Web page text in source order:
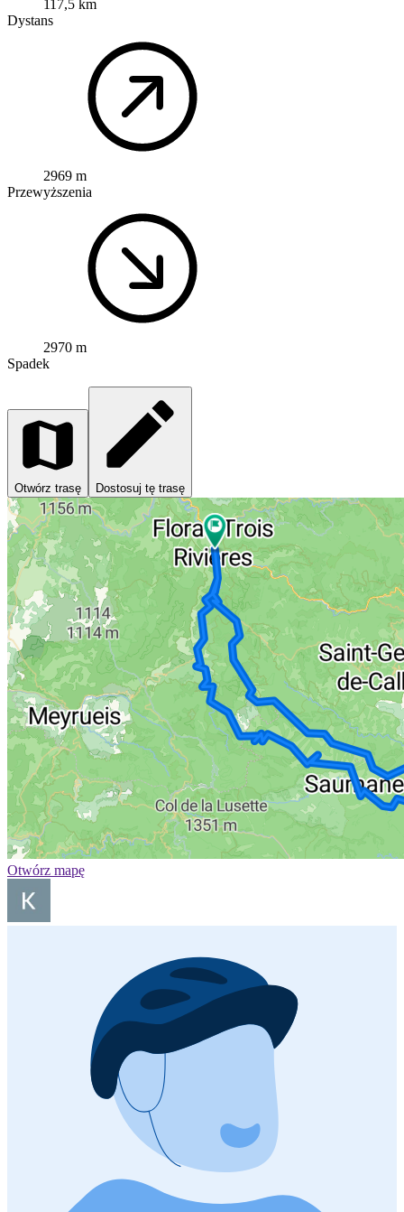
117,5 km
Dystans
2969 m
Przewyższenia
2970 m
Spadek
Otwórz trasę Dostosuj tę trasę
Otwórz mapę